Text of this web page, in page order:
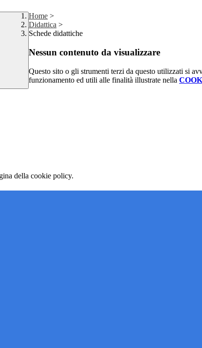
Home >
Didattica >
Schede didattiche
Nessun contenuto da visualizzare
Questo sito o gli strumenti terzi da questo utilizzati si
funzionamento ed utili alle finalità illustrate nella
della cookie policy.